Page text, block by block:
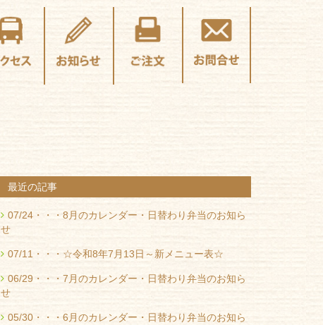
最近の記事
07/24・・・ 8月のカレンダー・日替わり弁当のお知ら
せ
07/11・・・ ☆令和8年7月13日～新メニュー表☆
06/29・・・ 7月のカレンダー・日替わり弁当のお知ら
せ
05/30・・・ 6月のカレンダー・日替わり弁当のお知ら